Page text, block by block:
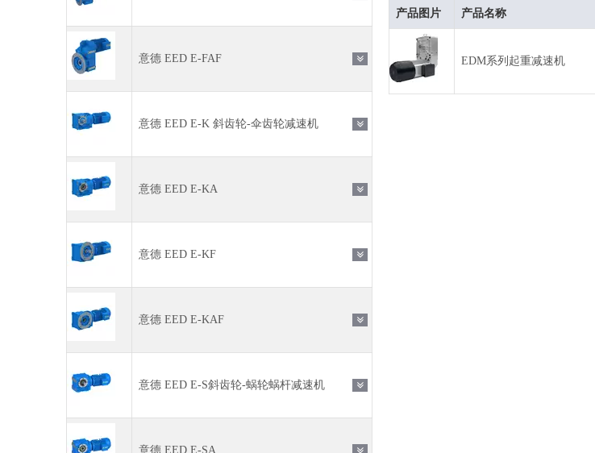
意德 EED E-FAF
意德 EED E-K 斜齿轮-伞齿轮减速机
意德 EED E-KA
意德 EED E-KF
意德 EED E-KAF
意德 EED E-S斜齿轮-蜗轮蜗杆减速机
意德 EED E-SA
产品图片 产品名称
EDM系列起重减速机